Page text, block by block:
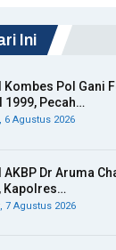
Ini
Kombes Pol Gani
1999, Pecah…
6 Agustus 2026
AKBP Dr Aruma
Kapolres…
7 Agustus 2026